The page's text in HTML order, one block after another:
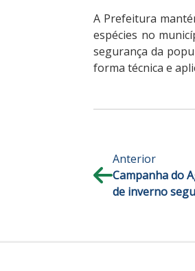
A Prefeitura
espécies no
segurança da
forma técnica e
Anterior
Campanha do
de inverno